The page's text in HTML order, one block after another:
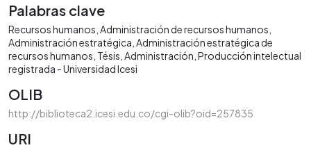
Palabras clave
Recursos humanos Administración de recursos humanos
Administración estratégica Administración estratégica de
recursos humanos Tésis Administración Producción intelectual
registrada - Universidad Icesi
OLIB
http://biblioteca2.icesi.edu.co/cgi-olib?oid=257835
URI